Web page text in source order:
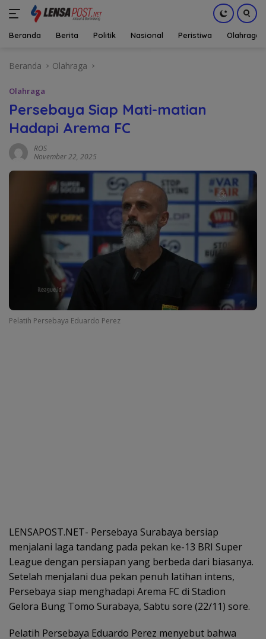
Beranda Berita Politik Nasional Peristiwa Olahraga
Beranda Olahraga
Olahraga
Persebaya Siap Mati-matian
Hadapi Arema FC
ROS
November 22, 2025
Pelatih Persebaya Eduardo Perez
LENSAPOST.NET- Persebaya Surabaya bersiap
menjalani laga tandang pada pekan ke-13 BRI Super
League dengan persiapan yang berbeda dari biasanya.
Setelah menjalani dua pekan penuh latihan intens,
Persebaya siap menghadapi Arema FC di Stadion
Gelora Bung Tomo Surabaya, Sabtu sore (22/11) sore.
Pelatih Persebaya Eduardo Perez menyebut bahwa